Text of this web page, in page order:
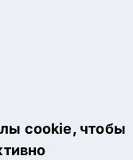
cookie, чтобы